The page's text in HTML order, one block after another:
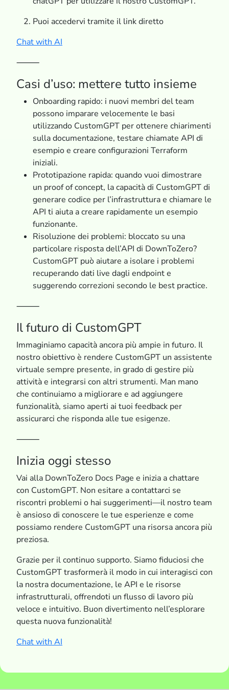
Puoi accedervi tramite il link diretto
Chat with AI
⸻
Casi d’uso: mettere tutto insieme
Onboarding rapido: i nuovi membri del team
possono imparare velocemente le basi
utilizzando CustomGPT per ottenere chiarimenti
sulla documentazione, testare chiamate API di
esempio e creare configurazioni Terraform
iniziali.
Prototipazione rapida: quando vuoi dimostrare
un proof of concept, la capacità di CustomGPT di
generare codice per l’infrastruttura e chiamare le
API ti aiuta a creare rapidamente un esempio
funzionante.
Risoluzione dei problemi: bloccato su una
particolare risposta dell’API di DownToZero?
CustomGPT può aiutare a isolare i problemi
recuperando dati live dagli endpoint e
suggerendo correzioni secondo le best practice.
⸻
Il futuro di CustomGPT
Immaginiamo capacità ancora più ampie in futuro. Il
nostro obiettivo è rendere CustomGPT un assistente
virtuale sempre presente, in grado di gestire più
attività e integrarsi con altri strumenti. Man mano
che continuiamo a migliorare e ad aggiungere
funzionalità, siamo aperti ai tuoi feedback per
assicurarci che risponda alle tue esigenze.
⸻
Inizia oggi stesso
Vai alla DownToZero Docs Page e inizia a chattare
con CustomGPT. Non esitare a contattarci se
riscontri problemi o hai suggerimenti—il nostro team
è ansioso di conoscere le tue esperienze e come
possiamo rendere CustomGPT una risorsa ancora più
preziosa.
Grazie per il continuo supporto. Siamo fiduciosi che
CustomGPT trasformerà il modo in cui interagisci con
la nostra documentazione, le API e le risorse
infrastrutturali, offrendoti un flusso di lavoro più
veloce e intuitivo. Buon divertimento nell’esplorare
questa nuova funzionalità!
Chat with AI